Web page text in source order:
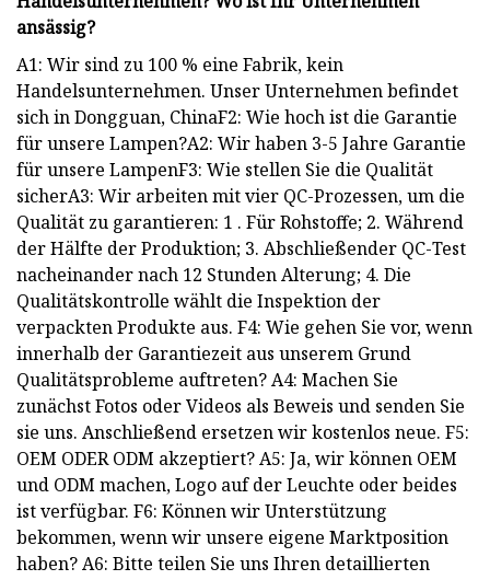
ansässig?
A1: Wir sind zu 100 % eine Fabrik, kein
Handelsunternehmen. Unser Unternehmen befindet
sich in Dongguan, ChinaF2: Wie hoch ist die Garantie
für unsere Lampen?A2: Wir haben 3-5 Jahre Garantie
für unsere LampenF3: Wie stellen Sie die Qualität
sicherA3: Wir arbeiten mit vier QC-Prozessen, um die
Qualität zu garantieren: 1 . Für Rohstoffe; 2. Während
der Hälfte der Produktion; 3. Abschließender QC-Test
nacheinander nach 12 Stunden Alterung; 4. Die
Qualitätskontrolle wählt die Inspektion der
verpackten Produkte aus. F4: Wie gehen Sie vor, wenn
innerhalb der Garantiezeit aus unserem Grund
Qualitätsprobleme auftreten? A4: Machen Sie
zunächst Fotos oder Videos als Beweis und senden Sie
sie uns. Anschließend ersetzen wir kostenlos neue. F5:
OEM ODER ODM akzeptiert? A5: Ja, wir können OEM
und ODM machen, Logo auf der Leuchte oder beides
ist verfügbar. F6: Können wir Unterstützung
bekommen, wenn wir unsere eigene Marktposition
haben? A6: Bitte teilen Sie uns Ihren detaillierten